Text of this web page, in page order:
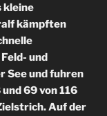
kleine
kämpften
und
See und fuhren
69 von 116
Auf der